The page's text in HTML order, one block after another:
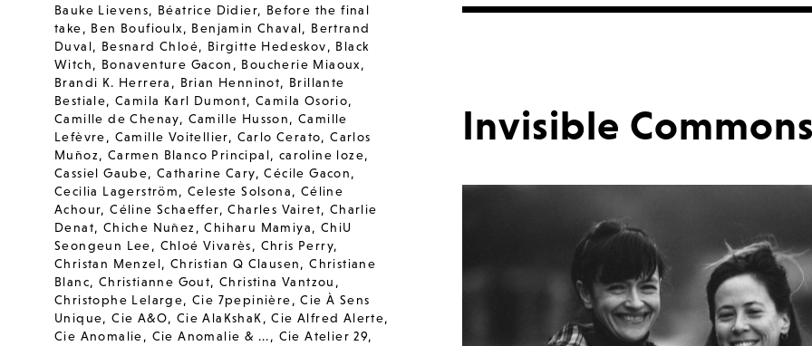
Bauke Lievens, Béatrice Didier, Before the final
take, Ben Boufioulx, Benjamin Chaval, Bertrand
Duval, Besnard Chloé, Birgitte Hedeskov, Black
Witch, Bonaventure Gacon , Boucherie Miaoux,
Brandi K. Herrera , Brian Henninot, Brillante
Bestiale,Camila Karl Dumont,Camila Osorio,
Camille de Chenay, Camille Husson,Camille
Lefèvre, Camille Voitellier, Carlo Cerato,Carlos
Muñoz, Carmen Blanco Principal, caroline loze,
Cassiel Gaube,Catharine Cary,Cécile Gacon,
Cecilia Lagerström,Celeste Solsona, Céline
Achour,Céline Schaeffer,Charles Vairet, Charlie
Denat, Chiche Nuñez ,Chiharu Mamiya, ChiU
Seongeun Lee, Chloé Vivarès, Chris Perry,
Christan Menzel, Christian Q Clausen,Christiane
Blanc, Christianne Gout,Christina Vantzou ,
Christophe Lelarge,Cie 7pepinière,Cie À Sens
Unique,Cie A&O, Cie AlaKshaK,Cie Alfred Alerte,
Cie Anomalie, Cie Anomalie & ..., Cie Atelier 29,
Invisible